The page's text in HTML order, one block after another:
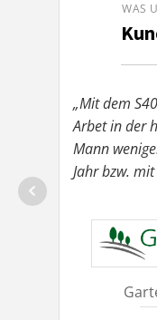
WAS
„Mit dem
Arbet in der
Mann
Jahr bzw.